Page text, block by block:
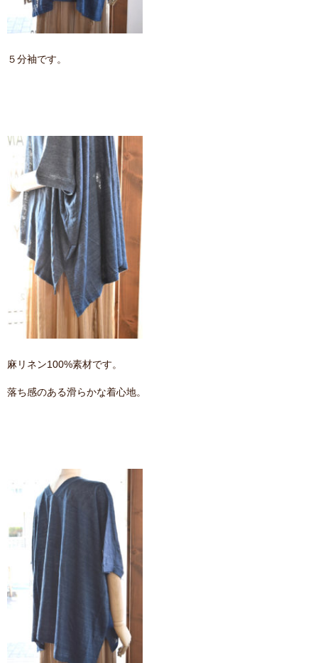
５分袖です。
麻リネン100%素材です。
落ち感のある滑らかな着心地。